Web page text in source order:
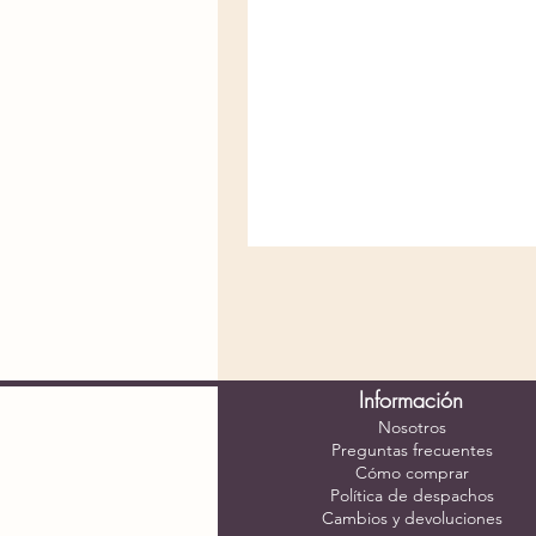
Información
Nosotros
Preguntas frecuentes
Cómo comprar
Política de despachos
Cambios y devoluciones